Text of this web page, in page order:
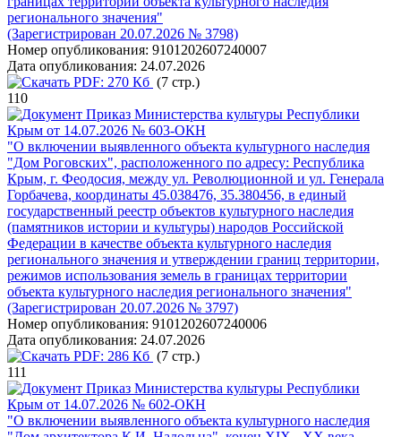
регионального значения"
(Зарегистрирован 20.07.2026 № 3798)
Номер опубликования: 9101202607240007
Дата опубликования: 24.07.2026
PDF: 270 Кб (7 стр.)
110
Приказ Министерства культуры Республики
Крым от 14.07.2026 № 603-ОКН
"О включении выявленного объекта культурного наследия
"Дом Роговских", расположенного по адресу: Республика
Крым, г. Феодосия, между ул. Революционной и ул. Генерала
Горбачева, координаты 45.038476, 35.380456, в единый
государственный реестр объектов культурного наследия
(памятников истории и культуры) народов Российской
Федерации в качестве объекта культурного наследия
регионального значения и утверждении границ территории,
режимов использования земель в границах территории
объекта культурного наследия регионального значения"
(Зарегистрирован 20.07.2026 № 3797)
Номер опубликования: 9101202607240006
Дата опубликования: 24.07.2026
PDF: 286 Кб (7 стр.)
111
Приказ Министерства культуры Республики
Крым от 14.07.2026 № 602-ОКН
"О включении выявленного объекта культурного наследия